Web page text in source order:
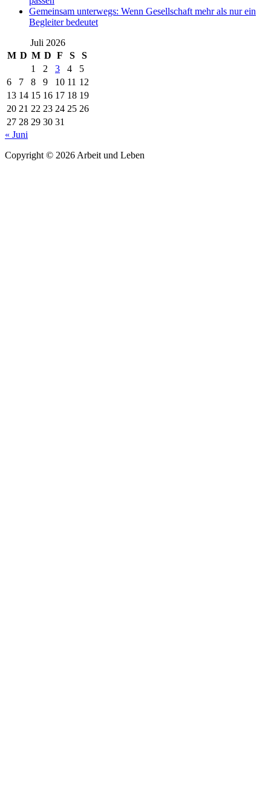
Gemeinsam unterwegs: Wenn Gesellschaft mehr als nur ein
Begleiter bedeutet
Juli 2026
M D M D F S
S
1
2 3 4
5
6
7 8 9 10 11 12
13 14 15 16 17 18 19
20 21 22 23 24 25 26
27 28 29 30 31
« Juni
Copyright © 2026 Arbeit und Leben